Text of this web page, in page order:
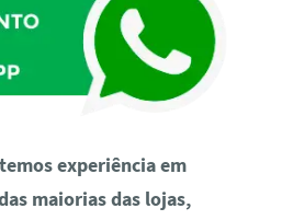
experiência em
maiorias das lojas,